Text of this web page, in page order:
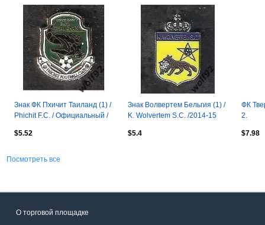
Знак ФК Пхичит Таиланд (1) /
Phichit F.C. / Официальный /
$5.52
Знак Волвертем Бельгия (1) /
K. Wolvertem S.C. /2014-15
$5.4
ФК
2.
$7.98
Посмотреть все
О торговой площадке